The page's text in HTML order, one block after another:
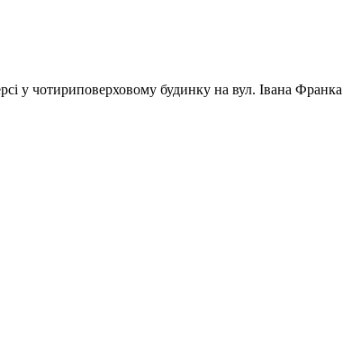
у чотириповерховому будинку на вул. Івана Франка